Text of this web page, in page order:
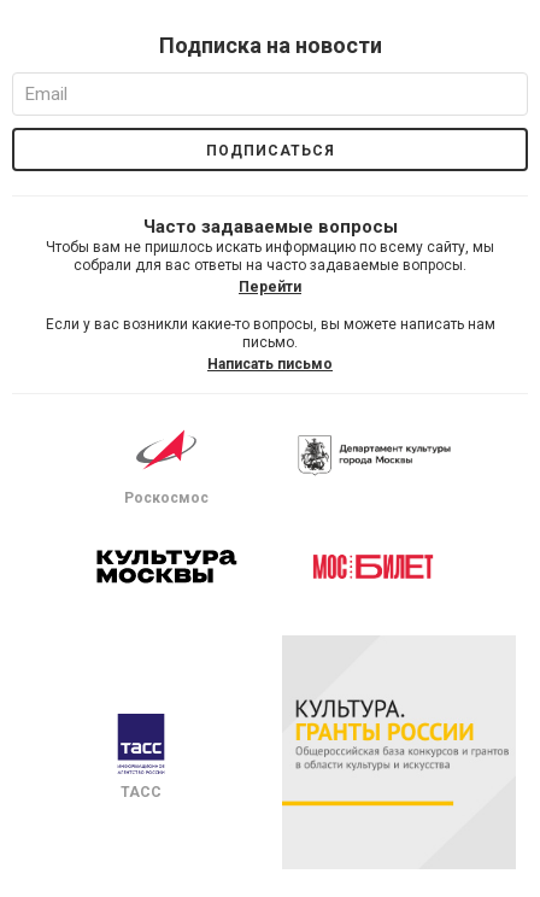
Подписка на новости
Часто задаваемые вопросы
Чтобы вам не пришлось искать информацию по всему сайту, мы
собрали для вас ответы на часто задаваемые вопросы.
Перейти
Если у вас возникли какие-то вопросы, вы можете написать нам
письмо.
Написать письмо
Роскосмос
ТАСС